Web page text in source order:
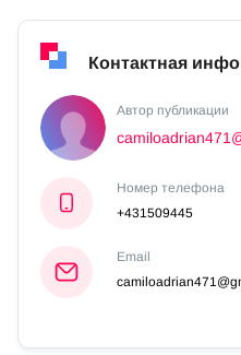
Контактная
Автор публикации
Номер телефона
+431509445
Email